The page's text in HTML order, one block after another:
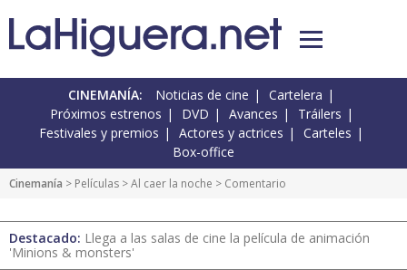
CINEMANÍA: Noticias de cine
Cartelera
Próximos estrenos
DVD Avances
Tráilers
Festivales y premios
Actores y actrices
Carteles
Box-office
Cinemanía > Películas >Al caer la noche > Comentario
Destacado: Llega a las salas de cine la película de animación
'Minions & monsters'